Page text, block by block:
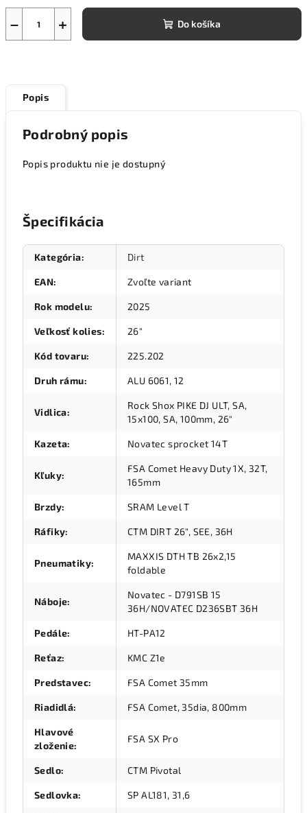
+
− Do košíka
Popis
Podrobný popis
Popis produktu nie je dostupný
Špecifikácia
Kategória: Dirt
EAN: Zvoľte variant
Rok modelu: 2025
Veľkosť kolies: 26"
Kód tovaru: 225.202
Druh rámu: ALU 6061, 12
Vidlica:
Rock Shox PIKE DJ ULT, SA,
15x100, SA, 100mm, 26"
Kazeta: Novatec sprocket 14T
Kľuky:
FSA Comet Heavy Duty 1X, 32T,
165mm
Brzdy: SRAM Level T
Ráfiky: CTM DIRT 26", SEE, 36H
Pneumatiky:
MAXXIS DTH TB 26x2,15
foldable
Náboje:
Novatec - D791SB 15
36H/NOVATEC D236SBT 36H
Pedále: HT-PA12
Reťaz: KMC Z1e
Predstavec: FSA Comet 35mm
Riadidlá: FSA Comet, 35dia, 800mm
Hlavové
zloženie:
FSA SX Pro
Sedlo: CTM Pivotal
Sedlovka: SP AL181, 31,6